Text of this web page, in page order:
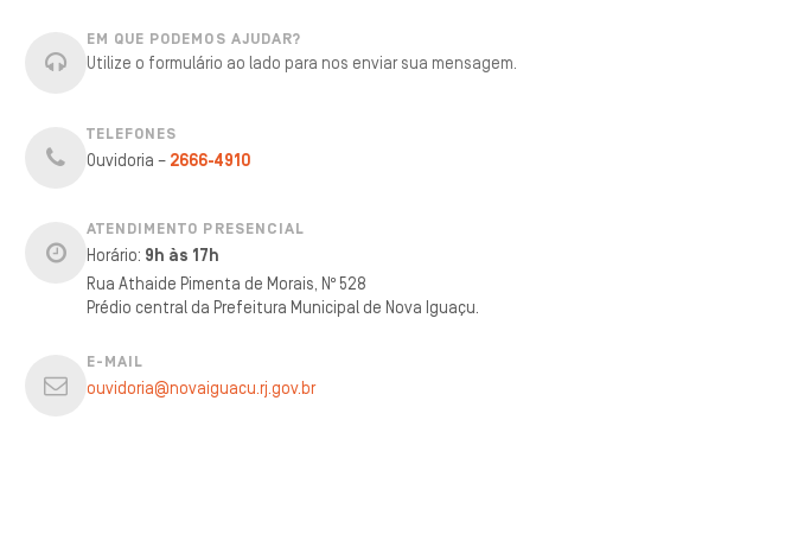
EM QUE PODEMOS AJUDAR?
Utilize o formulário ao lado para nos enviar sua mensagem.
TELEFONES
Ouvidoria – 2666-4910
ATENDIMENTO PRESENCIAL
Horário: 9h às 17h
Rua Athaide Pimenta de Morais, Nº 528
Prédio central da Prefeitura Municipal de Nova Iguaçu.
E-MAIL
ouvidoria@novaiguacu.rj.gov.br